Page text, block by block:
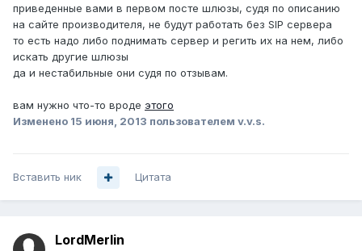
приведенные вами в первом посте шлюзы, судя по описанию
на сайте производителя, не будут работать без SIP сервера
то есть надо либо поднимать сервер и регить их на нем, либо
искать другие шлюзы
да и нестабильные они судя по отзывам.
вам нужно что-то вроде этого
Изменено 15 июня, 2013 пользователем v.v.s.
Вставить ник Цитата
LordMerlin